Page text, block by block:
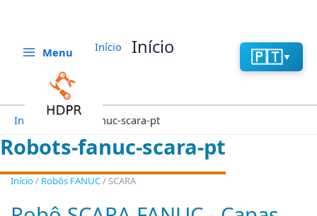
🇵🇹▼
Menu
Início Início
Início Robots-fanuc-scara-pt
Robots-fanuc-scara-pt
Início/ Robôs FANUC/ SCARA